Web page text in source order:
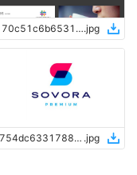
c170c51c6b65319e5d7a890428526cec.jpg
f9754dc6331788b1a1d432654cad5461 .jpg